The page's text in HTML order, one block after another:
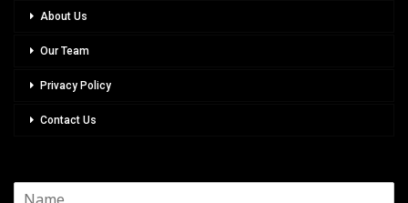
About Us
Our Team
Privacy Policy
Contact Us